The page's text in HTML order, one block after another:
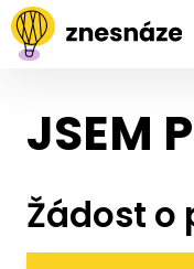
JSEM
Žádost o